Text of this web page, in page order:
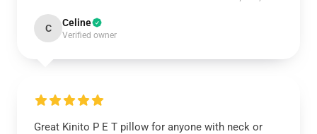
C Celine
Verified owner
Great Kinito P E T pillow for anyone with neck or